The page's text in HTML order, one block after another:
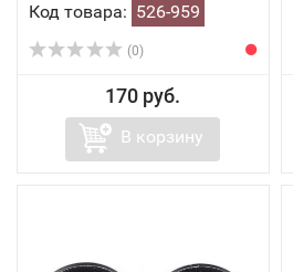
Код товара: 526-959
(0)
170 руб.
В корзину